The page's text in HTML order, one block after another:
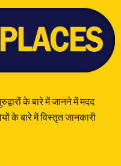
के बारे में जानने में मदद
के बारे में विस्तृत जानकारी